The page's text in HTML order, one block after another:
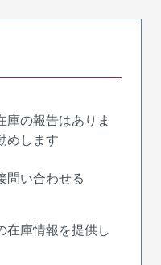
庫の報告はありま
めします
問い合わせる
在庫情報を提供し